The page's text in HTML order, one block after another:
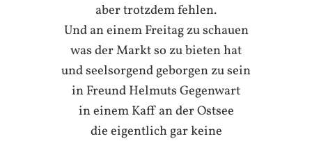
aber trotzdem fehlen.
Und an einem Freitag zu schauen
was der Markt so zu bieten hat
und seelsorgend geborgen zu sein
in Freund Helmuts Gegenwart
in einem Kaff an der Ostsee
die eigentlich gar keine